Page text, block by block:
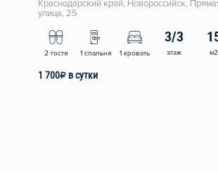
Краснодарский край, Новороссийск,
улица, 25
2 гостя 1 спальня 1 кровать
3/3
этаж м2
1 700₽ в сутки